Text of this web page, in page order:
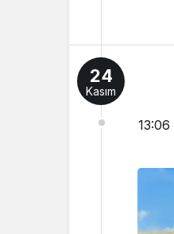
24
Kasım
13:06